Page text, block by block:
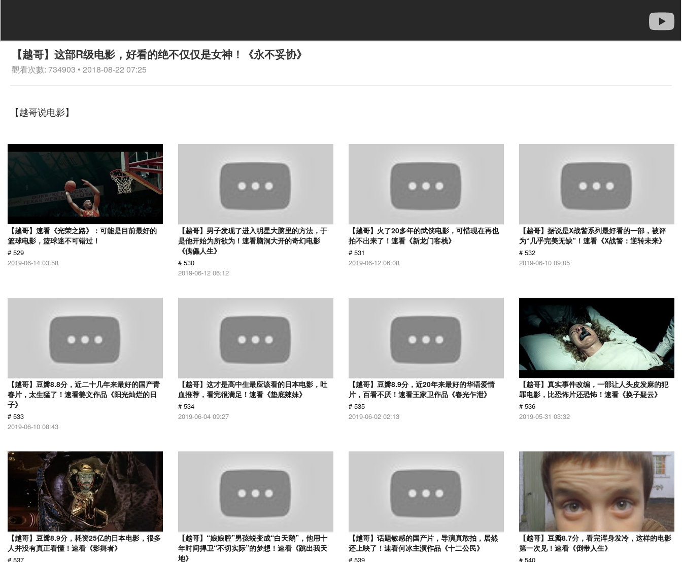
【越哥】这部R级电影，好看的绝不仅仅是女神！《永不妥协》
觀看次數: 734903 • 2018-08-22 07:25
【越哥说电影】
【越哥】速看《光荣之路》：可能是目前最好的
篮球电影，篮球迷不可错过！
# 529
2019-06-14 03:58
【越哥】男子发现了进入明星大脑里的方法，于
是他开始为所欲为！速看脑洞大开的奇幻电影
《傀儡人生》
# 530
2019-06-12 06:12
【越哥】火了20多年的武侠电影，可惜现在再也
拍不出来了！速看《新龙门客栈》
# 531
2019-06-12 06:08
【越哥】据说是X战警系列最好看的一部，被评
为“几乎完美无缺”！速看《X战警：逆转未来》
# 532
2019-06-10 09:05
【越哥】豆瓣8.8分，近二十几年来最好的国产青
春片，太生猛了！速看姜文作品《阳光灿烂的日
子》
# 533
2019-06-10 08:43
【越哥】这才是高中生最应该看的日本电影，吐
血推荐，看完很满足！速看《垫底辣妹》
# 534
2019-06-04 09:27
【越哥】豆瓣8.9分，近20年来最好的华语爱情
片，百看不厌！速看王家卫作品《春光乍泄》
# 535
2019-06-02 02:13
【越哥】真实事件改编，一部让人头皮发麻的犯
罪电影，比恐怖片还恐怖！速看《换子疑云》
# 536
2019-05-31 03:32
【越哥】豆瓣8.9分，耗资25亿的日本电影，很多
人并没有真正看懂！速看《影舞者》
# 537
【越哥】“娘娘腔”男孩蜕变成“白天鹅”，他用十
年时间捍卫“不切实际”的梦想！速看《跳出我天
地》
【越哥】话题敏感的国产片，导演真敢拍，居然
还上映了！速看何冰主演作品《十二公民》
# 539
【越哥】豆瓣8.7分，看完浑身发冷，这样的电影
第一次见！速看《倒带人生》
# 540